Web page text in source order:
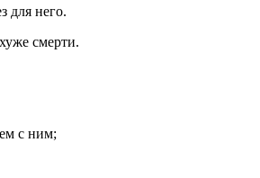
для него.
смерти.
с ним;